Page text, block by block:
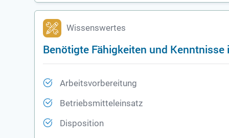
Wissenswertes
Benötigte Fähigkeiten und
Arbeitsvorbereitung
Betriebsmitteleinsatz
Disposition